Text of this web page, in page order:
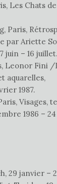
Les Chats
Paris,
par Ariette
juin – 16 juillet.
Leonor Fini /
aquarelles,
1987.
Visages,
1986 –
29 janvier –